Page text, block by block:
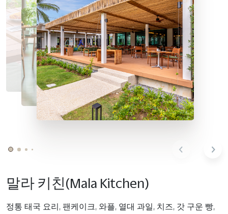
말라 키친(Mala Kitchen)
정통 태국 요리, 팬케이크, 와플, 열대 과일, 치즈, 갓 구운 빵,